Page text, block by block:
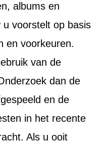
albums en
u voorstelt op basis
en voorkeuren.
van de
dan de
en de
in het recente
Als u ooit